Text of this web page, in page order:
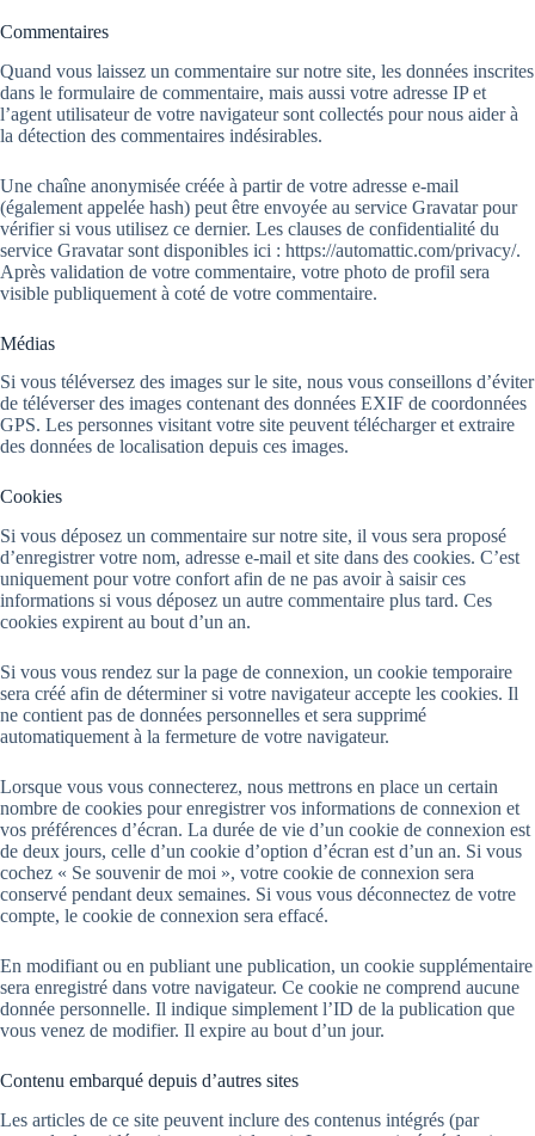
Commentaires
Quand vous laissez un commentaire sur notre site, les données inscrites
dans le formulaire de commentaire, mais aussi votre adresse IP et
l’agent utilisateur de votre navigateur sont collectés pour nous aider à
la détection des commentaires indésirables.
Une chaîne anonymisée créée à partir de votre adresse e-mail
(également appelée hash) peut être envoyée au service Gravatar pour
vérifier si vous utilisez ce dernier. Les clauses de confidentialité du
service Gravatar sont disponibles ici : https://automattic.com/privacy/.
Après validation de votre commentaire, votre photo de profil sera
visible publiquement à coté de votre commentaire.
Médias
Si vous téléversez des images sur le site, nous vous conseillons d’éviter
de téléverser des images contenant des données EXIF de coordonnées
GPS. Les personnes visitant votre site peuvent télécharger et extraire
des données de localisation depuis ces images.
Cookies
Si vous déposez un commentaire sur notre site, il vous sera proposé
d’enregistrer votre nom, adresse e-mail et site dans des cookies. C’est
uniquement pour votre confort afin de ne pas avoir à saisir ces
informations si vous déposez un autre commentaire plus tard. Ces
cookies expirent au bout d’un an.
Si vous vous rendez sur la page de connexion, un cookie temporaire
sera créé afin de déterminer si votre navigateur accepte les cookies. Il
ne contient pas de données personnelles et sera supprimé
automatiquement à la fermeture de votre navigateur.
Lorsque vous vous connecterez, nous mettrons en place un certain
nombre de cookies pour enregistrer vos informations de connexion et
vos préférences d’écran. La durée de vie d’un cookie de connexion est
de deux jours, celle d’un cookie d’option d’écran est d’un an. Si vous
cochez « Se souvenir de moi », votre cookie de connexion sera
conservé pendant deux semaines. Si vous vous déconnectez de votre
compte, le cookie de connexion sera effacé.
En modifiant ou en publiant une publication, un cookie supplémentaire
sera enregistré dans votre navigateur. Ce cookie ne comprend aucune
donnée personnelle. Il indique simplement l’ID de la publication que
vous venez de modifier. Il expire au bout d’un jour.
Contenu embarqué depuis d’autres sites
Les articles de ce site peuvent inclure des contenus intégrés (par